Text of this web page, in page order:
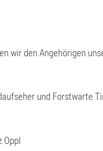
wir den Angehörigen
und Forstwarte
Oppl